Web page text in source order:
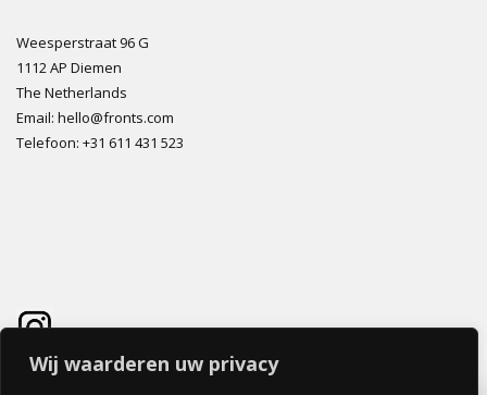
Wij waarderen uw privacy
Weesperstraat 96 G
1112 AP Diemen
The Netherlands
Email: hello@fronts.com
Telefoon: +31 611 431 523